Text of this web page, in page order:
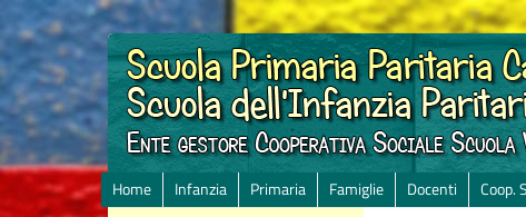
Home Infanzia Primaria Famiglie Docenti Coop.